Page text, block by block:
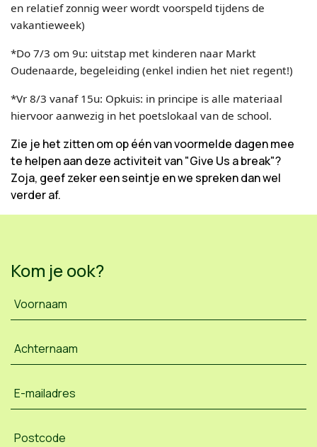
en relatief zonnig weer wordt voorspeld tijdens de
vakantieweek)
*Do 7/3 om 9u: uitstap met kinderen naar Markt
Oudenaarde, begeleiding (enkel indien het niet regent!)
*Vr 8/3 vanaf 15u: Opkuis: in principe is alle materiaal
hiervoor aanwezig in het poetslokaal van de school.
Zie je het zitten om op één van voormelde dagen mee
te helpen aan deze activiteit van "Give Us a break"?
Zoja, geef zeker een seintje en we spreken dan wel
verder af.
Kom je ook?
Voornaam
Achternaam
E-mailadres
Postcode